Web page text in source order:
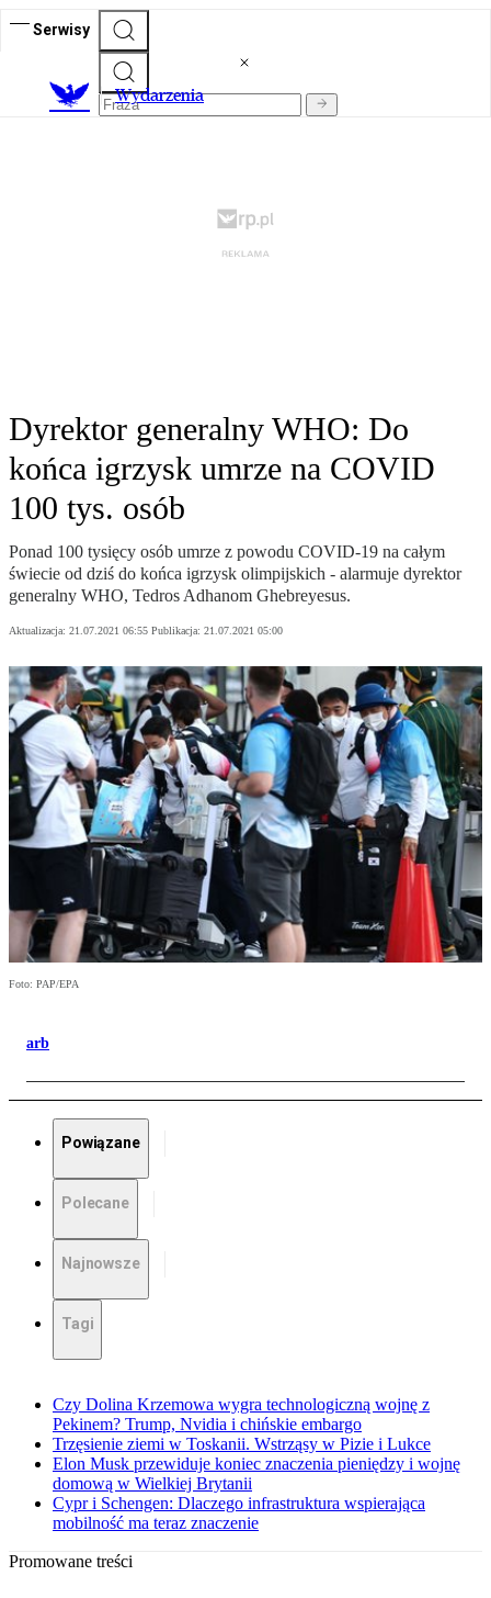
Serwisy
Wydarzenia
Dyrektor generalny WHO: Do
końca igrzysk umrze na COVID
100 tys. osób
Ponad 100 tysięcy osób umrze z powodu COVID-19 na całym
świecie od dziś do końca igrzysk olimpijskich - alarmuje dyrektor
generalny WHO, Tedros Adhanom Ghebreyesus.
Aktualizacja: 21.07.2021 06:55 Publikacja: 21.07.2021 05:00
Foto: PAP/EPA
arb
Powiązane
Polecane
Najnowsze
Tagi
Czy Dolina Krzemowa wygra technologiczną wojnę z
Pekinem? Trump, Nvidia i chińskie embargo
Trzęsienie ziemi w Toskanii. Wstrząsy w Pizie i Lukce
Elon Musk przewiduje koniec znaczenia pieniędzy i wojnę
domową w Wielkiej Brytanii
Cypr i Schengen: Dlaczego infrastruktura wspierająca
mobilność ma teraz znaczenie
Promowane treści